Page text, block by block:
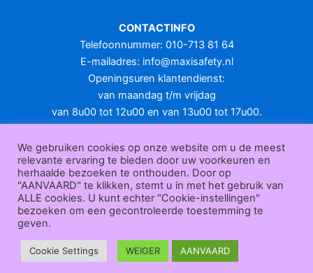
optie
gekozen
worden
op
productpagina
CONTACTINFO
Telefoonnummer: 010-713 81 64
E-mailadres: info@maxisafety.nl
Openingsuren klantendienst:
van maandag t/m vrijdag
van 8u00 tot 12u00 en van 13u00 tot 17u00.
KLANTENSERVICE
Over
ons|Bedrijfsgegevens| F.A.Q.|Bestelprocedure | Betaling
ending | Retourneren|Herroepingsrecht|Herroepingsfunctie
ederverkoop|Bedrukken|Contact
Algemene voorwaarden
Maxisafety.nl © 2026
We gebruiken cookies op onze website om u de meest
relevante ervaring te bieden door uw voorkeuren en
herhaalde bezoeken te onthouden. Door op
"AANVAARD" te klikken, stemt u in met het gebruik van
ALLE cookies. U kunt echter "Cookie-instellingen"
bezoeken om een gecontroleerde toestemming te
geven.
Cookie Settings WEIGER AANVAARD